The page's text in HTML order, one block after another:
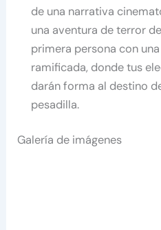
de una narrativa
una aventura de terror
primera persona con
ramificada, donde tus
darán forma al destino
pesadilla.
Galería de imágenes